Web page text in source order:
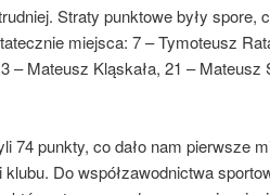
Straty punktowe były spore,
miejsca: 7 – Tymoteusz
– Mateusz Kląskała, 21 – Mateusz
74 punkty, co dało nam pierwsze
Do współzawodnictwa